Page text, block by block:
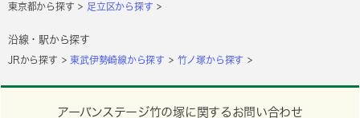
東京都から探す 足立区から探す
沿線・駅から探す
JRから探す 東武伊勢崎線から探す 竹ノ塚から探す
アーバンステージ竹の塚に関するお問い合わせ